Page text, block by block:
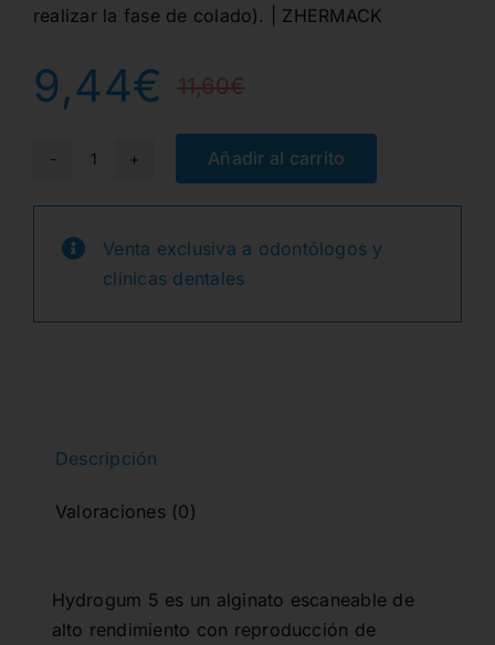
realizar la fase de colado). | ZHERMACK
11,60€El
precio
original
era:
11,60€.
9,44€
El
precio
actual
es:
9,44€.
HYDROGUM
5
ELASTICO
cantidad
Añadir al carrito
Venta exclusiva a odontólogos y
clínicas dentales
Descripción
Valoraciones (0)
Hydrogum 5 es un alginato escaneable de
alto rendimiento con reproducción de